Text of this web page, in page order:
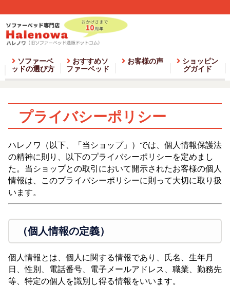
ソファーベ
ッドの選び方
おすすめソ
ファーベッド
お客様の声 ショッピン
グガイド
プライバシーポリシー
ハレノワ（以下、「当ショップ」）では、個人情報保護法
の精神に則り、以下のプライバシーポリシーを定めまし
た。当ショップとの取引において開示されたお客様の個人
情報は、このプライバシーポリシーに則って大切に取り扱
います。
（個人情報の定義）
個人情報とは、個人に関する情報であり、氏名、生年月
日、性別、電話番号、電子メールアドレス、職業、勤務先
等、特定の個人を識別し得る情報をいいます。